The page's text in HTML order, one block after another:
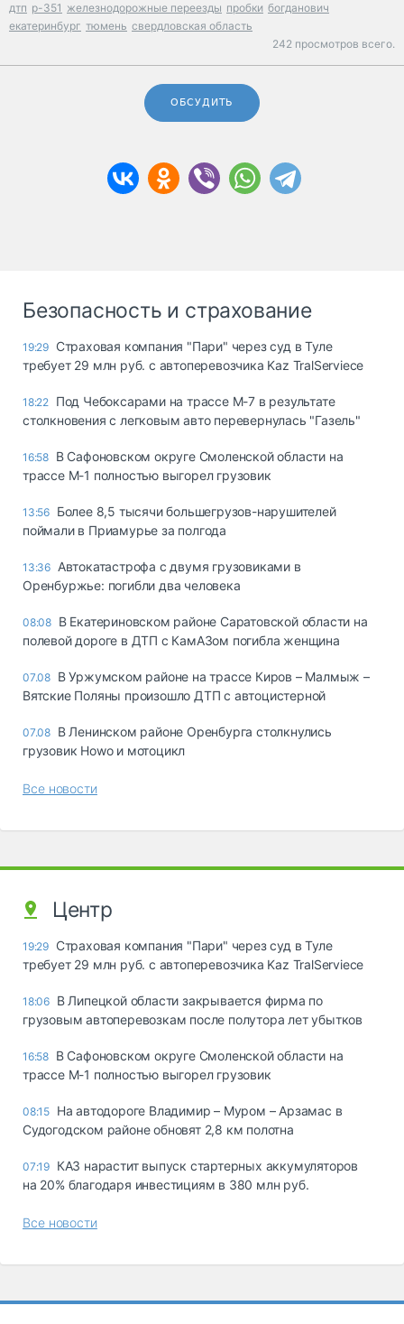
дтп р-351 железнодорожные переезды пробки богданович
екатеринбург тюмень свердловская область
242 просмотров всего.
ОБСУДИТЬ
Безопасность и страхование
19:29 Страховая компания "Пари" через суд в Туле
требует 29 млн руб. с автоперевозчика Kaz TralServiece
18:22 Под Чебоксарами на трассе М-7 в результате
столкновения с легковым авто перевернулась "Газель"
16:58 В Сафоновском округе Смоленской области на
трассе М-1 полностью выгорел грузовик
13:56 Более 8,5 тысячи большегрузов-нарушителей
поймали в Приамурье за полгода
13:36 Автокатастрофа с двумя грузовиками в
Оренбуржье: погибли два человека
08:08 В Екатериновском районе Саратовской области на
полевой дороге в ДТП с КамАЗом погибла женщина
07.08 В Уржумском районе на трассе Киров – Малмыж –
Вятские Поляны произошло ДТП с автоцистерной
07.08 В Ленинском районе Оренбурга столкнулись
грузовик Howo и мотоцикл
Все новости
Центр
19:29 Страховая компания "Пари" через суд в Туле
требует 29 млн руб. с автоперевозчика Kaz TralServiece
18:06 В Липецкой области закрывается фирма по
грузовым автоперевозкам после полутора лет убытков
16:58 В Сафоновском округе Смоленской области на
трассе М-1 полностью выгорел грузовик
08:15 На автодороге Владимир – Муром – Арзамас в
Судогодском районе обновят 2,8 км полотна
07:19 КАЗ нарастит выпуск стартерных аккумуляторов
на 20% благодаря инвестициям в 380 млн руб.
Все новости